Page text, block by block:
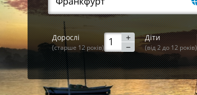
Дорослі
(старше 12 років)
Діти
(від 2 до 12 років)